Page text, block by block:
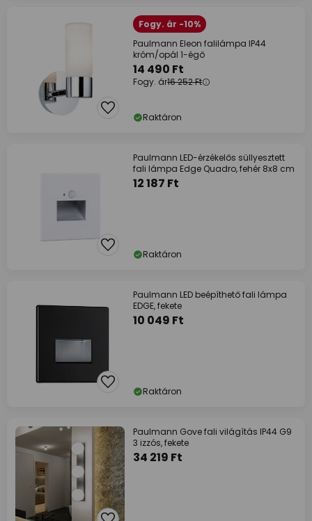
Fogy. ár -10%
Paulmann Eleon falilámpa IP44
króm/opál 1-égő
14 490 Ft
Fogy. ár16 252 Ft
Raktáron
Paulmann LED-érzékelős süllyesztett
fali lámpa Edge Quadro, fehér 8x8 cm
12 187 Ft
Raktáron
Paulmann LED beépíthető fali lámpa
EDGE, fekete
10 049 Ft
Raktáron
Paulmann Gove fali világítás IP44 G9
3 izzós, fekete
34 219 Ft